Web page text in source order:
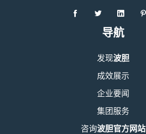
导航
发现波胆
成效展示
企业要闻
集团服务
咨询波胆官方网站